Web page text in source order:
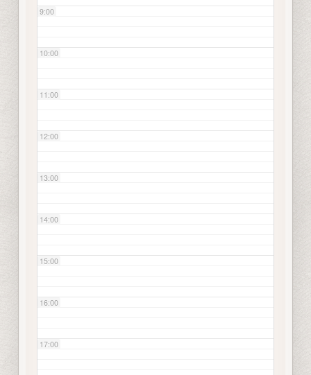
9:00
10:00
11:00
12:00
13:00
14:00
15:00
16:00
17:00